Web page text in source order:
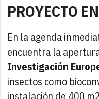
PROYECTO
En la agenda
encuentra la
Investigación
insectos como
instalación de 400